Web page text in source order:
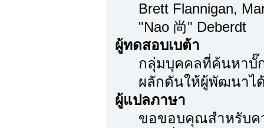
Brett Flannigan,
"Nao 尚" Deberdt
ผู้ทดสอบเบต้า
กลุ่มบุคคลที่ค้นหาบั๊
ผลักดันให้ผู้พัฒนาไ
ผู้แปลภาษา
ขอขอบคุณสำหรับค